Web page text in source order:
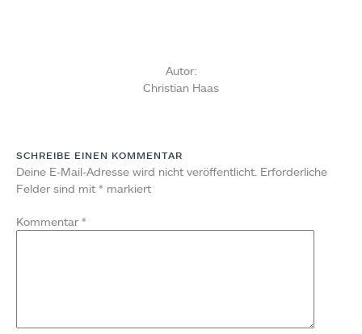
Autor:
Christian Haas
SCHREIBE EINEN KOMMENTAR
Deine E-Mail-Adresse wird nicht veröffentlicht. Erforderliche
Felder sind mit * markiert
Kommentar *